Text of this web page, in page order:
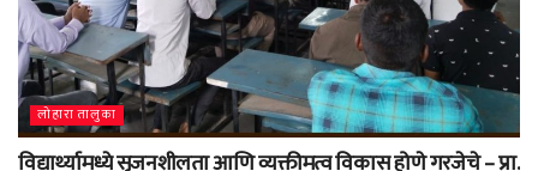
लोहारा तालुका